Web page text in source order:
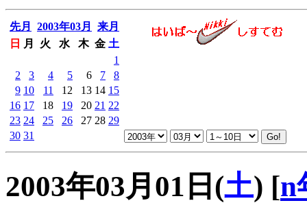
先月 2003年03月
来月
日
月 火 水 木 金 土
1
2
3 4 5 6 7
8
9 10 11 12 13 14 15
16 17 18 19 20 21 22
23 24 25 26 27 28 29
30 31
2003年03月01日(土) [n